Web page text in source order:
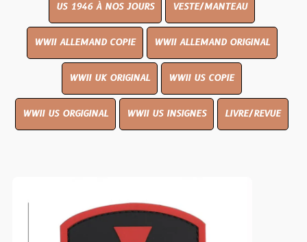
US 1946 À NOS JOURS VESTE/MANTEAU
WWII ALLEMAND COPIE WWII ALLEMAND ORIGINAL
WWII UK ORIGINAL WWII US COPIE
WWII US ORGIGINAL WWII US INSIGNES LIVRE/REVUE